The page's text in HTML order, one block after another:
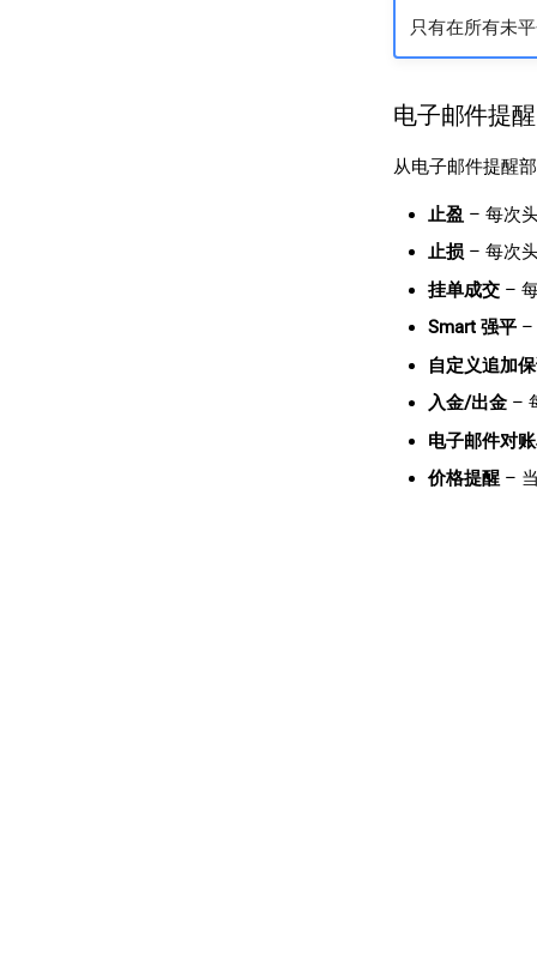
只有在所有未
电子邮件提
从电子邮件提醒
止盈 – 每次
止损– 每次
挂单成交–
Smart 强平–
自定义追加
入金/出金–
电子邮件对
价格提醒–